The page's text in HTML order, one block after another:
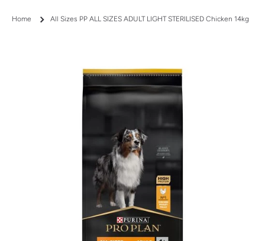
Home All Sizes PP ALL SIZES ADULT LIGHT STERILISED Chicken 14kg